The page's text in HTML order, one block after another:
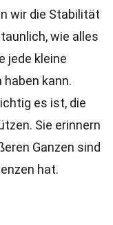
wir die Stabilität
wie alles
jede kleine
kann.
es ist, die
Sie erinnern
Ganzen sind
hat.